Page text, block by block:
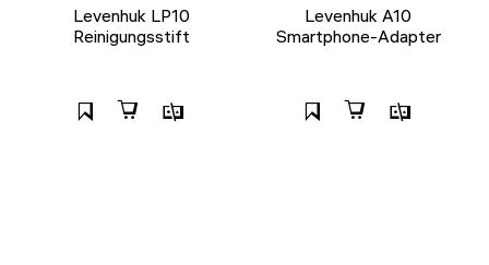
Levenhuk LP10
Reinigungsstift
Levenhuk A10
Smartphone-Adapter